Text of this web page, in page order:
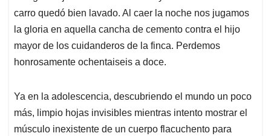
carro quedó bien lavado. Al caer la noche nos jugamos
la gloria en aquella cancha de cemento contra el hijo
mayor de los cuidanderos de la finca. Perdemos
honrosamente ochentaiseis a doce.
Ya en la adolescencia, descubriendo el mundo un poco
más, limpio hojas invisibles mientras intento mostrar el
músculo inexistente de un cuerpo flacuchento para